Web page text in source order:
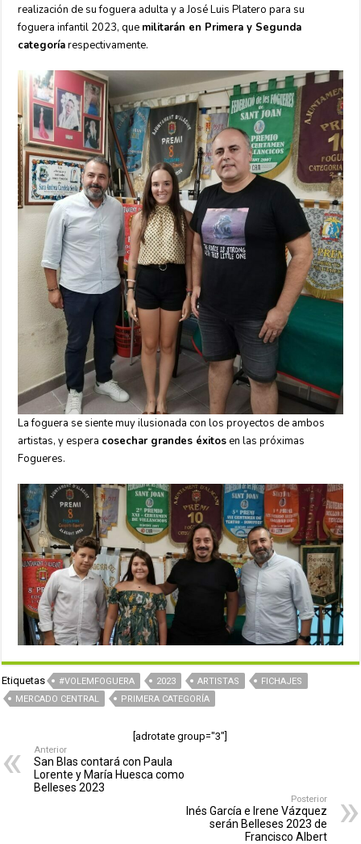
realización de su foguera adulta y a José Luis Platero para su
foguera infantil 2023, que militarán en Primera y Segunda
categoríarespectivamente.
La foguera se siente muy ilusionada con los proyectos de ambos
artistas, y espera cosechar grandes éxitosen las próximas
Fogueres.
Etiquetas #VOLEMFOGUERA 2023 ARTISTAS
FICHAJES
MERCADO CENTRAL
PRIMERA CATEGORÍA
[adrotate group="3"]
Anterior
San Blas contará con Paula
Lorente y María Huesca como
Belleses 2023
Posterior
Inés García e Irene Vázquez
serán Belleses 2023 de
Francisco Albert